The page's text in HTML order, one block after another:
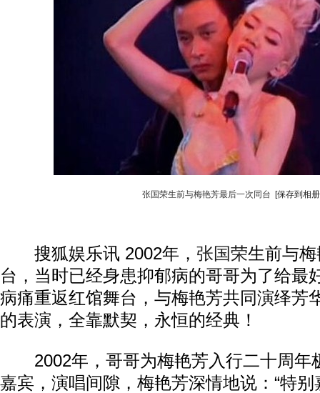
张国荣生前与梅艳芳最后一次同台 [保存到相
搜狐娱乐讯 2002年， 张国荣生前与
台，当时已经身患抑郁病的哥哥为了给最
病痛重返红馆舞台，与梅艳芳共同演绎芳
的表演，全靠默契，永恒的经典！
2002年，哥哥为梅艳芳入行二十周年
嘉宾，演唱间隙，梅艳芳深情地说：“特
动物系恋人啊 | 钟欣潼体验爱情哲学